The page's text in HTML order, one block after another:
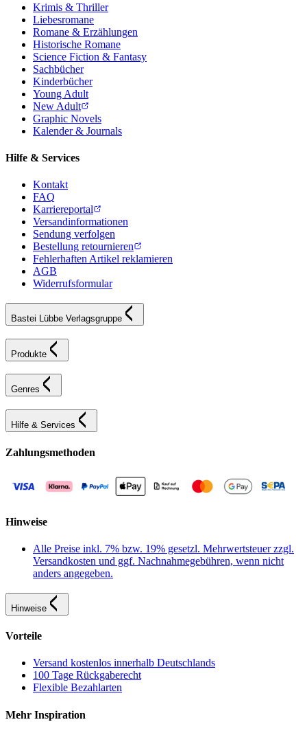
Krimis & Thriller
Liebesromane
Romane & Erzählungen
Historische Romane
Science Fiction & Fantasy
Sachbücher
Kinderbücher
Young Adult
New Adult
Graphic Novels
Kalender & Journals
Hilfe & Services
Kontakt
FAQ
Karriereportal
Versandinformationen
Sendung verfolgen
Bestellung retournieren
Fehlerhaften Artikel reklamieren
AGB
Widerrufsformular
Bastei Lübbe Verlagsgruppe
Produkte
Genres
Hilfe & Services
Zahlungsmethoden
Hinweise
Alle Preise inkl. 7% bzw. 19% gesetzl. Mehrwertsteuer zzgl.
Versandkosten und ggf. Nachnahmegebühren, wenn nicht
anders angegeben.
Hinweise
Vorteile
Versand kostenlos innerhalb Deutschlands
100 Tage Rückgaberecht
Flexible Bezahlarten
Mehr Inspiration